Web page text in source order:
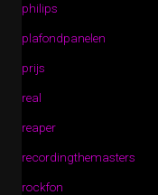
philips
plafondpanelen
prijs
real
reaper
recordingthemasters
rockfon